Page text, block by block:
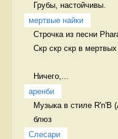
Грубы, настойчивы.
мертвые найки
Строчка из песни
Скр скр скр в мертвых
Ничего,...
аренби
Музыка в стиле R'n'B
блюз
Слесари